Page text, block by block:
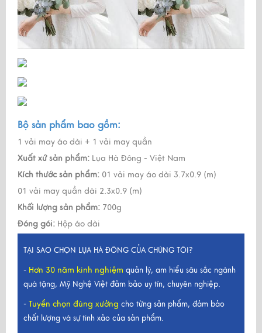
Bộ sản phẩm bao gồm:
1 vải may áo dài + 1 vải may quần
Xuất xứ sản phẩm: Lụa Hà Đông - Việt Nam
Kích thước sản phẩm: 01 vải may áo dài 3.7x0.9 (m)
01 vải may quần dài 2.3x0.9 (m)
Khối lượng sản phẩm: 700g
Đóng gói: Hộp áo dài
TẠI SAO CHỌN LỤA HÀ ĐÔNG CỦA CHÚNG TÔI?
- Hơn 30 năm kinh nghiệm quản lý, am hiểu sâu sắc ngành
quà tặng, Mỹ Nghệ Việt đảm bảo uy tín, chuyên nghiệp.
- Tuyển chọn đúng xưởng cho từng sản phẩm, đảm bảo
chất lượng và sự tinh xảo của sản phẩm.